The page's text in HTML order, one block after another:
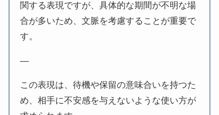
関する表現ですが、具体的な期間が不明な場
合が多いため、文脈を考慮することが重要で
す。
—
この表現は、待機や保留の意味合いを持つた
め、相手に不安感を与えないような使い方が